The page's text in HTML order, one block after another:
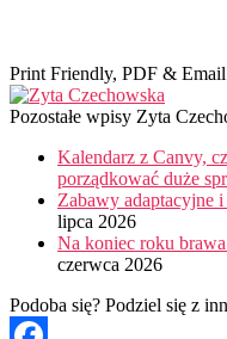
Print Friendly, PDF & Email
Pozostałe wpisy Zyta
Kalendarz z Canvy,
porządkować duże
Zabawy adaptacyjne
lipca 2026
Na koniec roku
czerwca 2026
Podoba się? Podziel się z